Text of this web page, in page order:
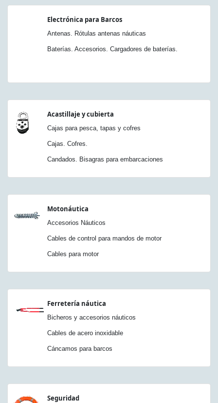
Electrónica para Barcos
Antenas. Rótulas antenas náuticas
Baterías. Accesorios. Cargadores de baterías.
Acastillaje y cubierta
Cajas para pesca, tapas y cofres
Cajas. Cofres.
Candados. Bisagras para embarcaciones
Motonáutica
Accesorios Náuticos
Cables de control para mandos de motor
Cables para motor
Ferretería náutica
Bicheros y accesorios náuticos
Cables de acero inoxidable
Cáncamos para barcos
Seguridad